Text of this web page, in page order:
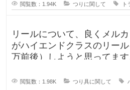
閲覧数：1.94K つりに関して ト
リールについて、良くメル
がハイエンドクラスのリー
万前後）しようと思ってます
閲覧数：1.98K つり具に関して